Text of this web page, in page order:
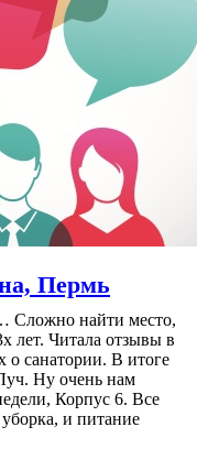
Пермь
Сложно найти место,
лет. Читала отзывы в
о санатории. В итоге
Ну очень нам
Корпус 6. Все
и питание